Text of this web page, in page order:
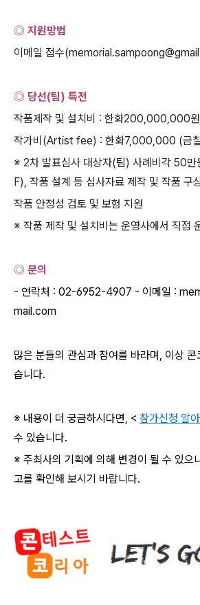
◎ 지원방법
이메일 접수
◎ 당선(팀) 특전
작품제작 및 설치비 : 한화200,000,000원
작가비 (Artist fee) : 한화7,000,000 (금
※ 2차 발표심사 대상자(팀) 사례비각 50만
F), 작품 설계 등 심사자료 제작 및 작품 구
작품 안정성 검토 및 보험 지원
※ 작품 제작 및 설치비는 운영사에서 직접
◎ 문의
- 연락처 : 02-6952-4907 - 이메일 :
mail.com
많은 분들의 관심과 참여를 바라며, 이상 콘
습니다.
※ 내용이 더 궁금하시다면, < 참가신청 알
수 있습니다.
※ 주최사의 기획에 의해 변경이 될 수 있으
고를 확인해 보시기 바랍니다.